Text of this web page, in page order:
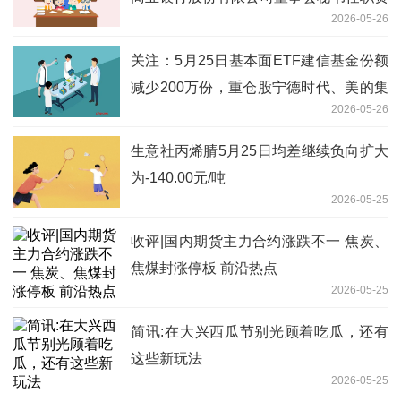
2026-05-26
关注：5月25日基本面ETF建信基金份额
减少200万份，重仓股宁德时代、美的集
2026-05-26
生意社丙烯腈5月25日均差继续负向扩大
为-140.00元/吨
2026-05-25
收评|国内期货主力合约涨跌不一 焦炭、
焦煤封涨停板 前沿热点
2026-05-25
简讯:在大兴西瓜节别光顾着吃瓜，还有
这些新玩法
2026-05-25